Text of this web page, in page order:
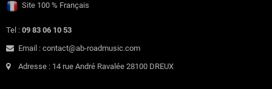
Site 100 % Français
Tel : 09 83 06 10 53
Email : contact@ab-roadmusic.com
Adresse : 14 rue André Ravalée 28100 DREUX